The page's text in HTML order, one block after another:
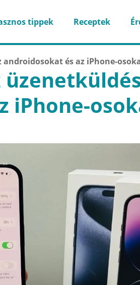
tippek Receptek
és az iPhone-
iPhone-